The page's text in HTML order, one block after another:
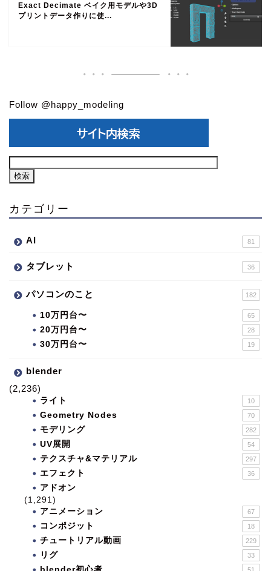
Exact Decimate ベイク用モデルや3D
プリントデータ作りに使...
Follow @happy_modeling
カテゴリー
AI 81
タブレット 36
パソコンのこと 182
10万円台〜 65
20万円台〜 28
30万円台〜 19
blender
(2,236)
ライト 10
Geometry Nodes 70
モデリング 282
UV展開 54
テクスチャ&マテリアル 297
エフェクト 36
アドオン
(1,291)
アニメーション
67
コンポジット 18
チュートリアル動画 229
リグ 33